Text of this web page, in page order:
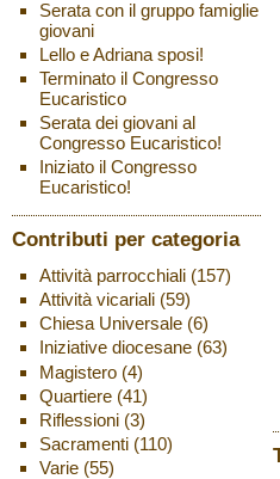
Serata con il gruppo famiglie
giovani
Lello e Adriana sposi!
Terminato il Congresso
Eucaristico
Serata dei giovani al
Congresso Eucaristico!
Iniziato il Congresso
Eucaristico!
Contributi per categoria
Attività parrocchiali(157)
Attività vicariali(59)
Chiesa Universale(6)
Iniziative diocesane(63)
Magistero(4)
Quartiere(41)
Riflessioni(3)
Sacramenti(110)
Varie(55)